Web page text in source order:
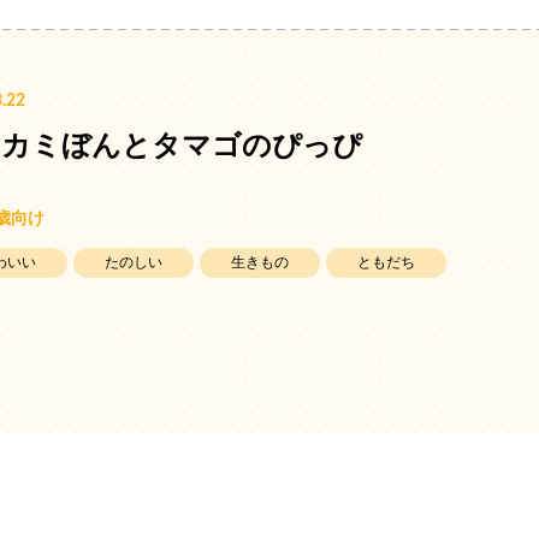
ミぼんとタマゴのぴっぴ
向け
いい たのしい 生きもの ともだち